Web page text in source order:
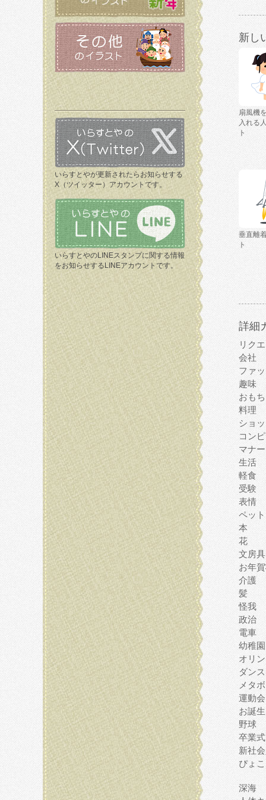
いらすとやが更新されたらお知らせする
X（ツイッター）アカウントです。
いらすとやのLINEスタンプに関する情報
をお知らせするLINEアカウントです。
新し
扇風機
入れる
ト
垂直離
ト
詳細
リク
会社
ファ
趣味
おも
料理
ショ
コン
マナー
生活
軽食
受験
表情
ペット
本
花
文房具
お年
介護
髪
怪我
政治
電車
幼稚園
オリ
ダンス
メタ
運動会
お誕
野球
卒業式
新社
ぴょこ
深海